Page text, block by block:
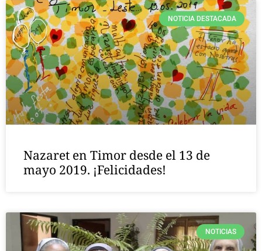
NOTICIA DESTACADA
Nazaret en Timor desde el 13 de
mayo 2019. ¡Felicidades!
NOTICIAS